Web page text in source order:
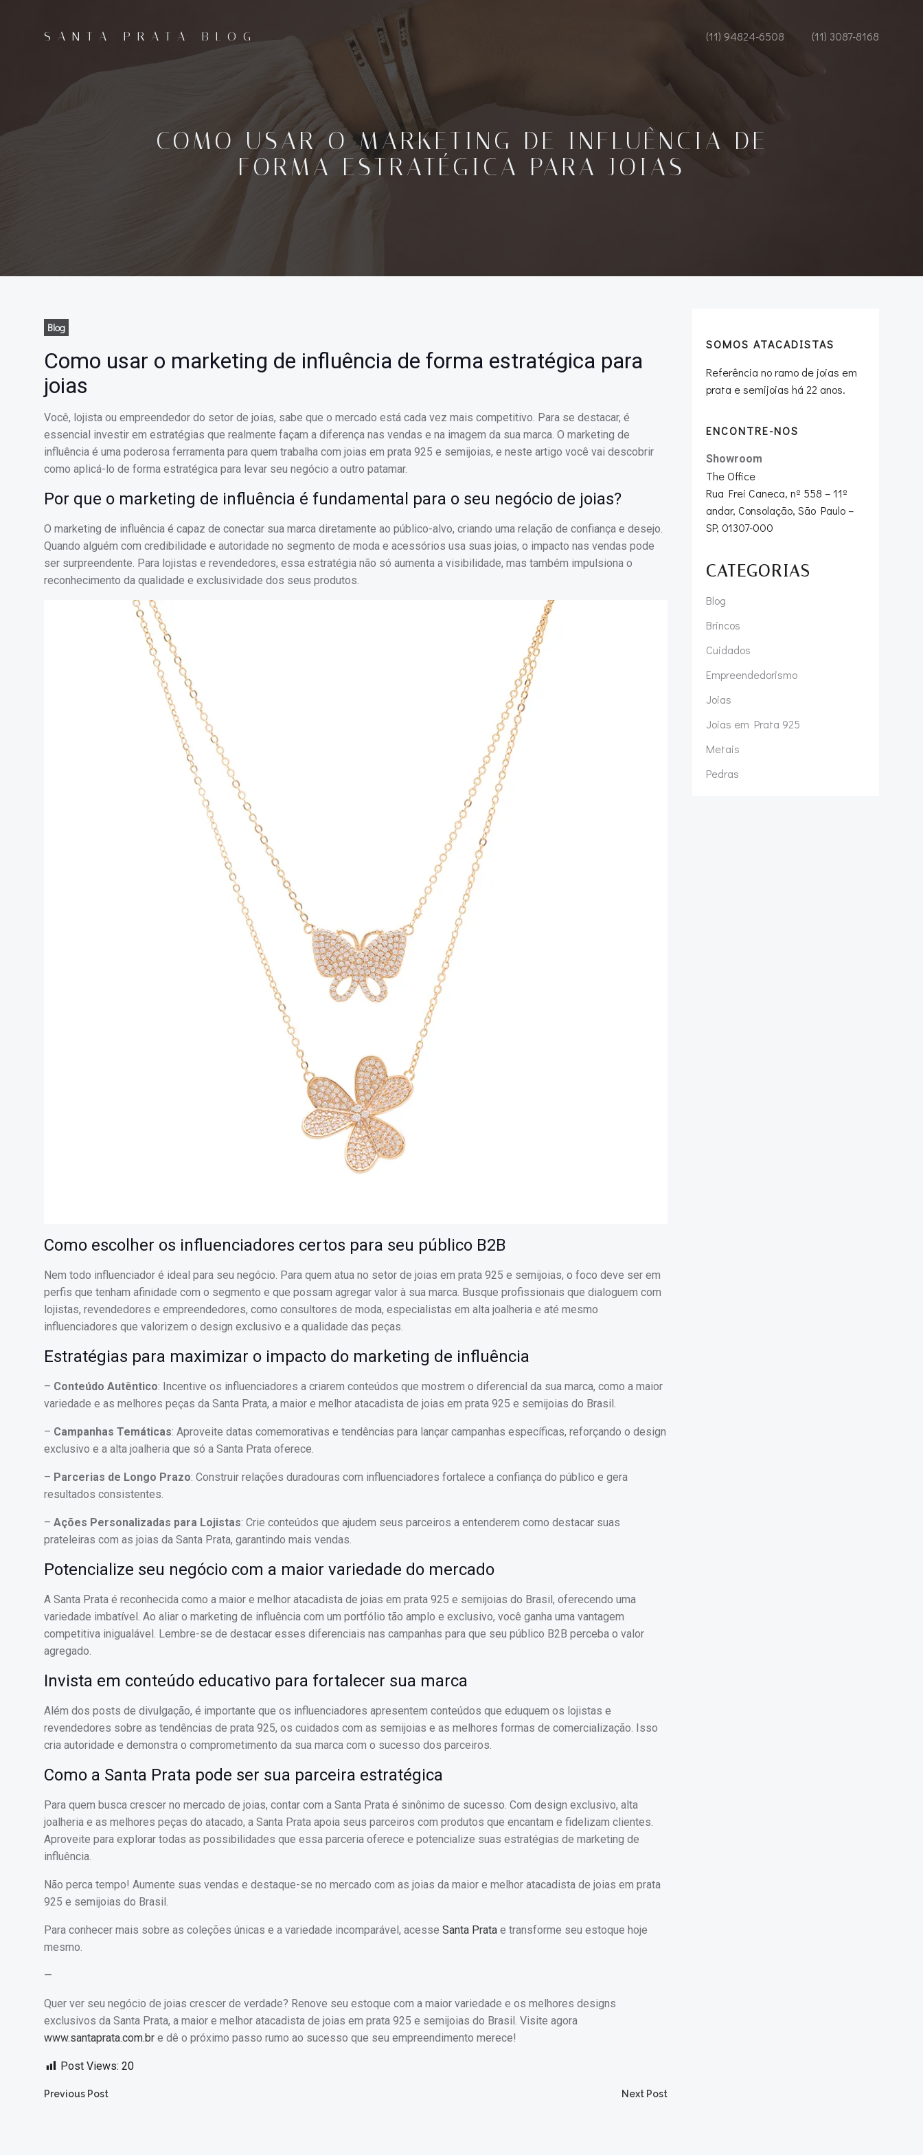
SANTA PRATA BLOG (11) 94824-6508 (11) 3087-8168
COMO USAR O MARKETING DE INFLUÊNCIA DE
FORMA ESTRATÉGICA PARA JOIAS
Blog
Como usar o marketing de influência de forma estratégica para
joias
Você, lojista ou empreendedor do setor de joias, sabe que o mercado está cada vez mais competitivo. Para se destacar, é
essencial investir em estratégias que realmente façam a diferença nas vendas e na imagem da sua marca. O marketing de
influência é uma poderosa ferramenta para quem trabalha com joias em prata 925 e semijoias, e neste artigo você vai descobrir
como aplicá-lo de forma estratégica para levar seu negócio a outro patamar.
Por que o marketing de influência é fundamental para o seu negócio de joias?
O marketing de influência é capaz de conectar sua marca diretamente ao público-alvo, criando uma relação de confiança e desejo.
Quando alguém com credibilidade e autoridade no segmento de moda e acessórios usa suas joias, o impacto nas vendas pode
ser surpreendente. Para lojistas e revendedores, essa estratégia não só aumenta a visibilidade, mas também impulsiona o
reconhecimento da qualidade e exclusividade dos seus produtos.
Como escolher os influenciadores certos para seu público B2B
Nem todo influenciador é ideal para seu negócio. Para quem atua no setor de joias em prata 925 e semijoias, o foco deve ser em
perfis que tenham afinidade com o segmento e que possam agregar valor à sua marca. Busque profissionais que dialoguem com
lojistas, revendedores e empreendedores, como consultores de moda, especialistas em alta joalheria e até mesmo
influenciadores que valorizem o design exclusivo e a qualidade das peças.
Estratégias para maximizar o impacto do marketing de influência
– Conteúdo Autêntico: Incentive os influenciadores a criarem conteúdos que mostrem o diferencial da sua marca, como a maior
variedade e as melhores peças da Santa Prata, a maior e melhor atacadista de joias em prata 925 e semijoias do Brasil.
– Campanhas Temáticas: Aproveite datas comemorativas e tendências para lançar campanhas específicas, reforçando o design
exclusivo e a alta joalheria que só a Santa Prata oferece.
– Parcerias de Longo Prazo: Construir relações duradouras com influenciadores fortalece a confiança do público e gera
resultados consistentes.
– Ações Personalizadas para Lojistas: Crie conteúdos que ajudem seus parceiros a entenderem como destacar suas
prateleiras com as joias da Santa Prata, garantindo mais vendas.
Potencialize seu negócio com a maior variedade do mercado
A Santa Prata é reconhecida como a maior e melhor atacadista de joias em prata 925 e semijoias do Brasil, oferecendo uma
variedade imbatível. Ao aliar o marketing de influência com um portfólio tão amplo e exclusivo, você ganha uma vantagem
competitiva inigualável. Lembre-se de destacar esses diferenciais nas campanhas para que seu público B2B perceba o valor
agregado.
Invista em conteúdo educativo para fortalecer sua marca
Além dos posts de divulgação, é importante que os influenciadores apresentem conteúdos que eduquem os lojistas e
revendedores sobre as tendências de prata 925, os cuidados com as semijoias e as melhores formas de comercialização. Isso
cria autoridade e demonstra o comprometimento da sua marca com o sucesso dos parceiros.
Como a Santa Prata pode ser sua parceira estratégica
Para quem busca crescer no mercado de joias, contar com a Santa Prata é sinônimo de sucesso. Com design exclusivo, alta
joalheria e as melhores peças do atacado, a Santa Prata apoia seus parceiros com produtos que encantam e fidelizam clientes.
Aproveite para explorar todas as possibilidades que essa parceria oferece e potencialize suas estratégias de marketing de
influência.
Não perca tempo! Aumente suas vendas e destaque-se no mercado com as joias da maior e melhor atacadista de joias em prata
925 e semijoias do Brasil.
Para conhecer mais sobre as coleções únicas e a variedade incomparável, acesse Santa Prata e transforme seu estoque hoje
mesmo.
—
Quer ver seu negócio de joias crescer de verdade? Renove seu estoque com a maior variedade e os melhores designs
exclusivos da Santa Prata, a maior e melhor atacadista de joias em prata 925 e semijoias do Brasil. Visite agora
www.santaprata.com.br e dê o próximo passo rumo ao sucesso que seu empreendimento merece!
Post Views: 20
Post
Previous Post Next Post
SOMOS ATACADISTAS
Referência no ramo de joias em
prata e semijoias há 22 anos.
ENCONTRE-NOS
Showroom
The Office
Rua Frei Caneca, nº 558 – 11º
andar, Consolação, São Paulo –
SP, 01307-000
CATEGORIAS
Blog
Brincos
Cuidados
Empreendedorismo
Joias
Joias em Prata 925
Metais
Pedras